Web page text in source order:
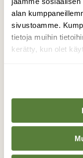
alan
sivustoamme.
tietoja muihin
kerätty, kun olet
Tilhi
Näytti siltä,
"hihamerkit"
Valokuvaaja: